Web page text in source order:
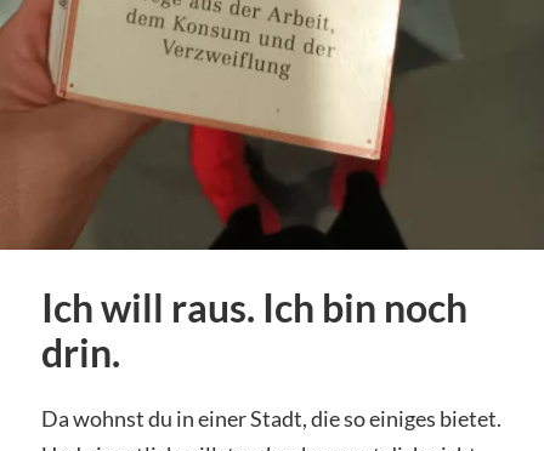
Ich will raus. Ich bin noch
drin.
Da wohnst du in einer Stadt, die so einiges bietet.